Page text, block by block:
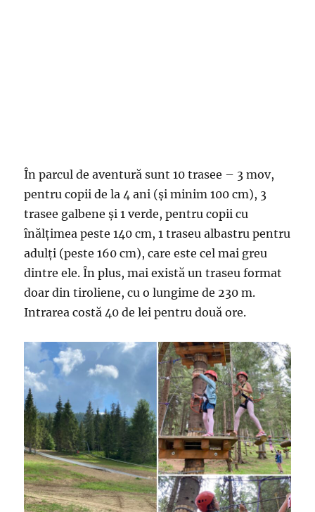
În parcul de aventură sunt 10 trasee – 3 mov,
pentru copii de la 4 ani (și minim 100 cm), 3
trasee galbene și 1 verde, pentru copii cu
înălțimea peste 140 cm, 1 traseu albastru pentru
adulți (peste 160 cm), care este cel mai greu
dintre ele. În plus, mai există un traseu format
doar din tiroliene, cu o lungime de 230 m.
Intrarea costă 40 de lei pentru două ore.